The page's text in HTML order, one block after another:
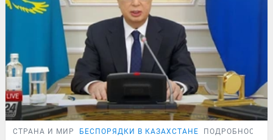
СТРАНА И МИР БЕСПОРЯДКИ В КАЗАХСТАНЕ ПОДРОБНОСТИ